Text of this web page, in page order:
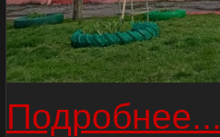
Подробнее...